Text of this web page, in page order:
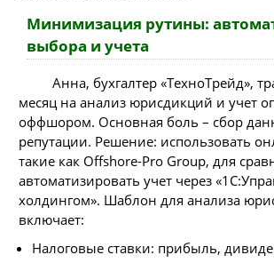
Минимизация рутины:
выбора и учета
Анна, бухгалтер «ТехноТрейд»,
месяц на анализ юрисдикций и учет
оффшором. Основная боль – сбор
репутации. Решение: использовать
такие как Offshore-Pro Group, для
автоматизировать учет через
холдингом». Шаблон для анализа
включает:
Налоговые ставки: прибыль,